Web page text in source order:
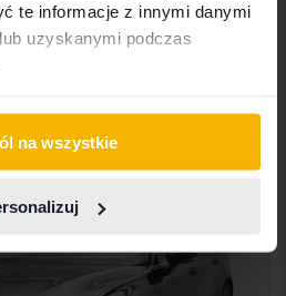
te informacje z innymi danymi
uzyskanymi podczas
na wszystkie
198 500 SEK
264 900 SEK
2 257 SEK/miesiąc